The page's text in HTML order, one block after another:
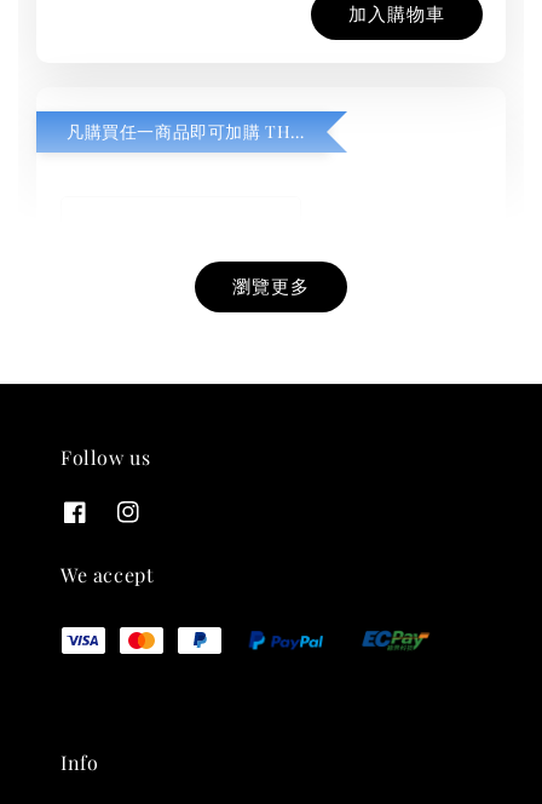
加入購物車
凡購買任一商品即可加購 THT 九週年紀念 T-shirt
THT 九週年紀念 T-shirt
NT$ 880
加入購物車
瀏覽更多
Follow us
We accept
Info